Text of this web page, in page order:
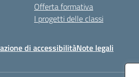
Offerta formativa
I progetti delle classi
di accessibilitàNote legali